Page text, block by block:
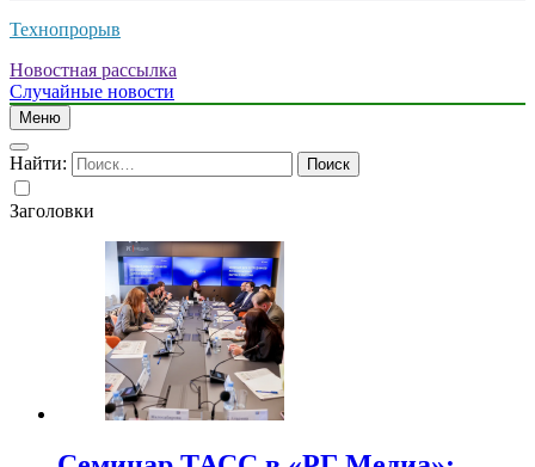
Технопрорыв
Новостная рассылка
Случайные новости
Меню
Найти:
Заголовки